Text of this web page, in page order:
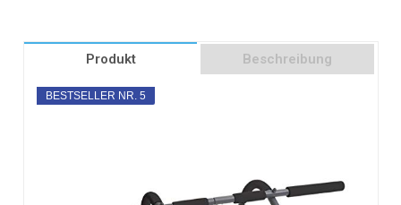
Produkt Beschreibung
BESTSELLER NR. 5